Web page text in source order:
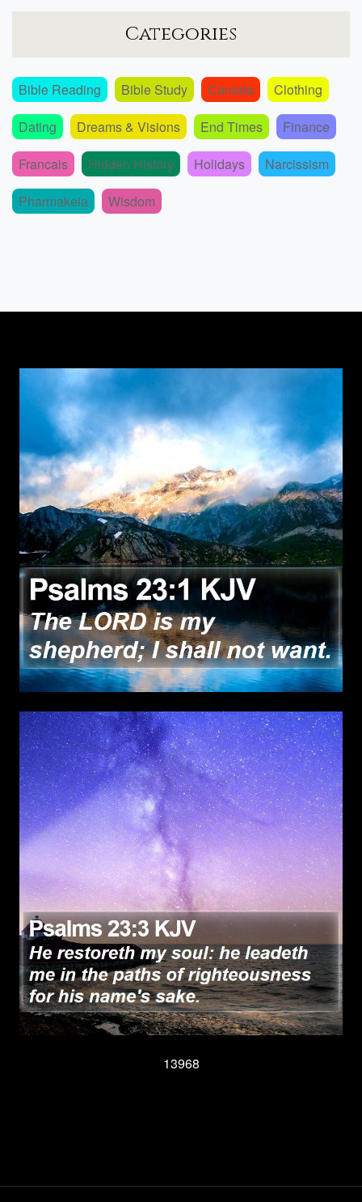
Categories
Bible Reading Bible Study Canada
Clothing
Dating
Dreams & Visions End Times
Finance
Francais
Hidden History Holidays
Narcissism
Pharmakeia
Wisdom
13968